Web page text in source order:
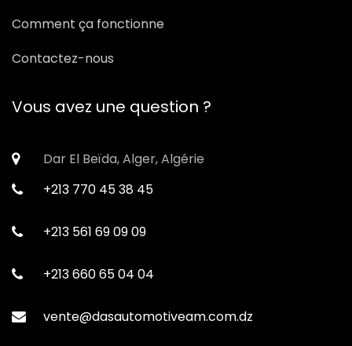
Comment ça fonctionne
Contactez-nous
Vous avez une question ?
Dar El Beïda, Alger, Algérie
+213 770 45 38 45
+213 561 69 09 09
+213 660 65 04 04
vente@dasautomotiveam.com.dz